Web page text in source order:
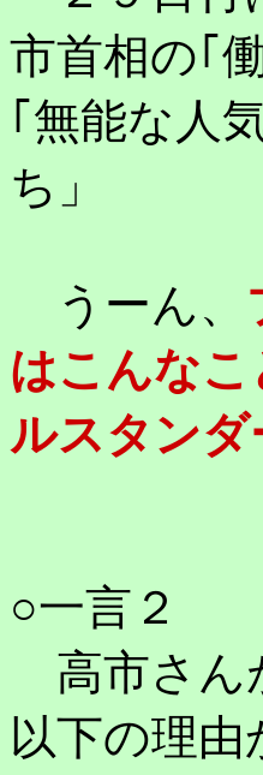
市首相の｢
｢無能な人
ち」
うーん、
はこんな
ルスタン
○一言２
高市さん
以下の理